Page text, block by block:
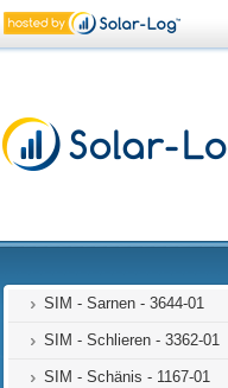
SIM - Oberglatt - 3005-01
SIM - Oberwil - 1563-01
SIM - Porrentruy - 1462-01
SIM - Poschiavo - 5100-01
SIM - Sarnen - 3644-01
SIM - Schlieren - 3362-01
SIM - Schänis - 1167-01